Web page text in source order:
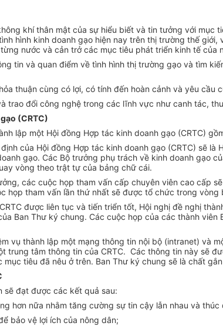
khí thân mật của sự hiểu biết và tin tưởng với
hình kinh doanh gạo hiện nay trên thị trường thế
nước và cản trở các mục tiêu phát triển kinh tế
tin và quan điểm về tình hình thị trường gạo và tìm
thuận cùng có lợi, có tính đến hoàn cảnh và yêu
trao đổi công nghệ trong các lĩnh vực như canh tác,
(CRTC)
lập một Hội đồng Hợp tác kinh doanh gạo (CRTC)
của Hội đồng Hợp tác kinh doanh gạo (CRTC) sẽ
gạo. Các Bộ trưởng phụ trách về kinh doanh gạo
vòng theo trật tự của bảng chữ cái.
các cuộc họp tham vấn cấp chuyên viên cao cấp
họp tham vấn lần thứ nhất sẽ được tổ chức trong vòng
được liên tục và tiến triển tốt, Hội nghị đề nghị
Ban Thư ký chung. Các cuộc họp của các thành
vụ thành lập một mạng thông tin nội bộ (intranet)
trung tâm thông tin của CRTC. Các thông tin này sẽ
tiêu đã nêu ở trên. Ban Thư ký chung sẽ là chất
sẽ đạt được các kết quả sau:
hơn nữa nhằm tăng cường sự tin cậy lẫn nhau và
bảo vệ lợi ích của nông dân;